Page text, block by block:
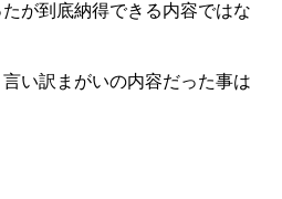
が到底納得できる内容ではな
言い訳まがいの内容だった事は